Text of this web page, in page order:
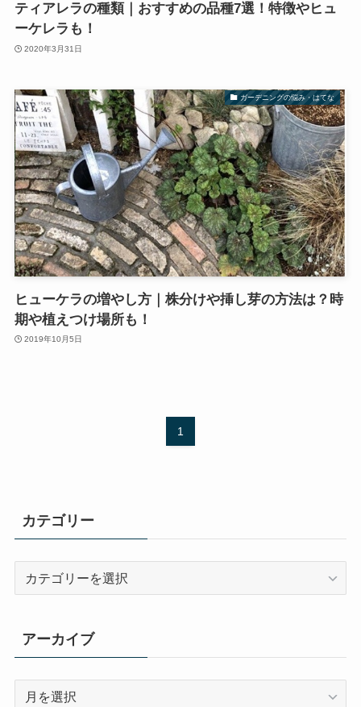
ティアレラの種類｜おすすめの品種7選！特徴やヒュ
ーケレラも！
2020年3月31日
ガーデニングの悩み・はてな
ヒューケラの増やし方｜株分けや挿し芽の方法は？時
期や植えつけ場所も！
2019年10月5日
1
カテゴリー
リ
ー
アーカイブ